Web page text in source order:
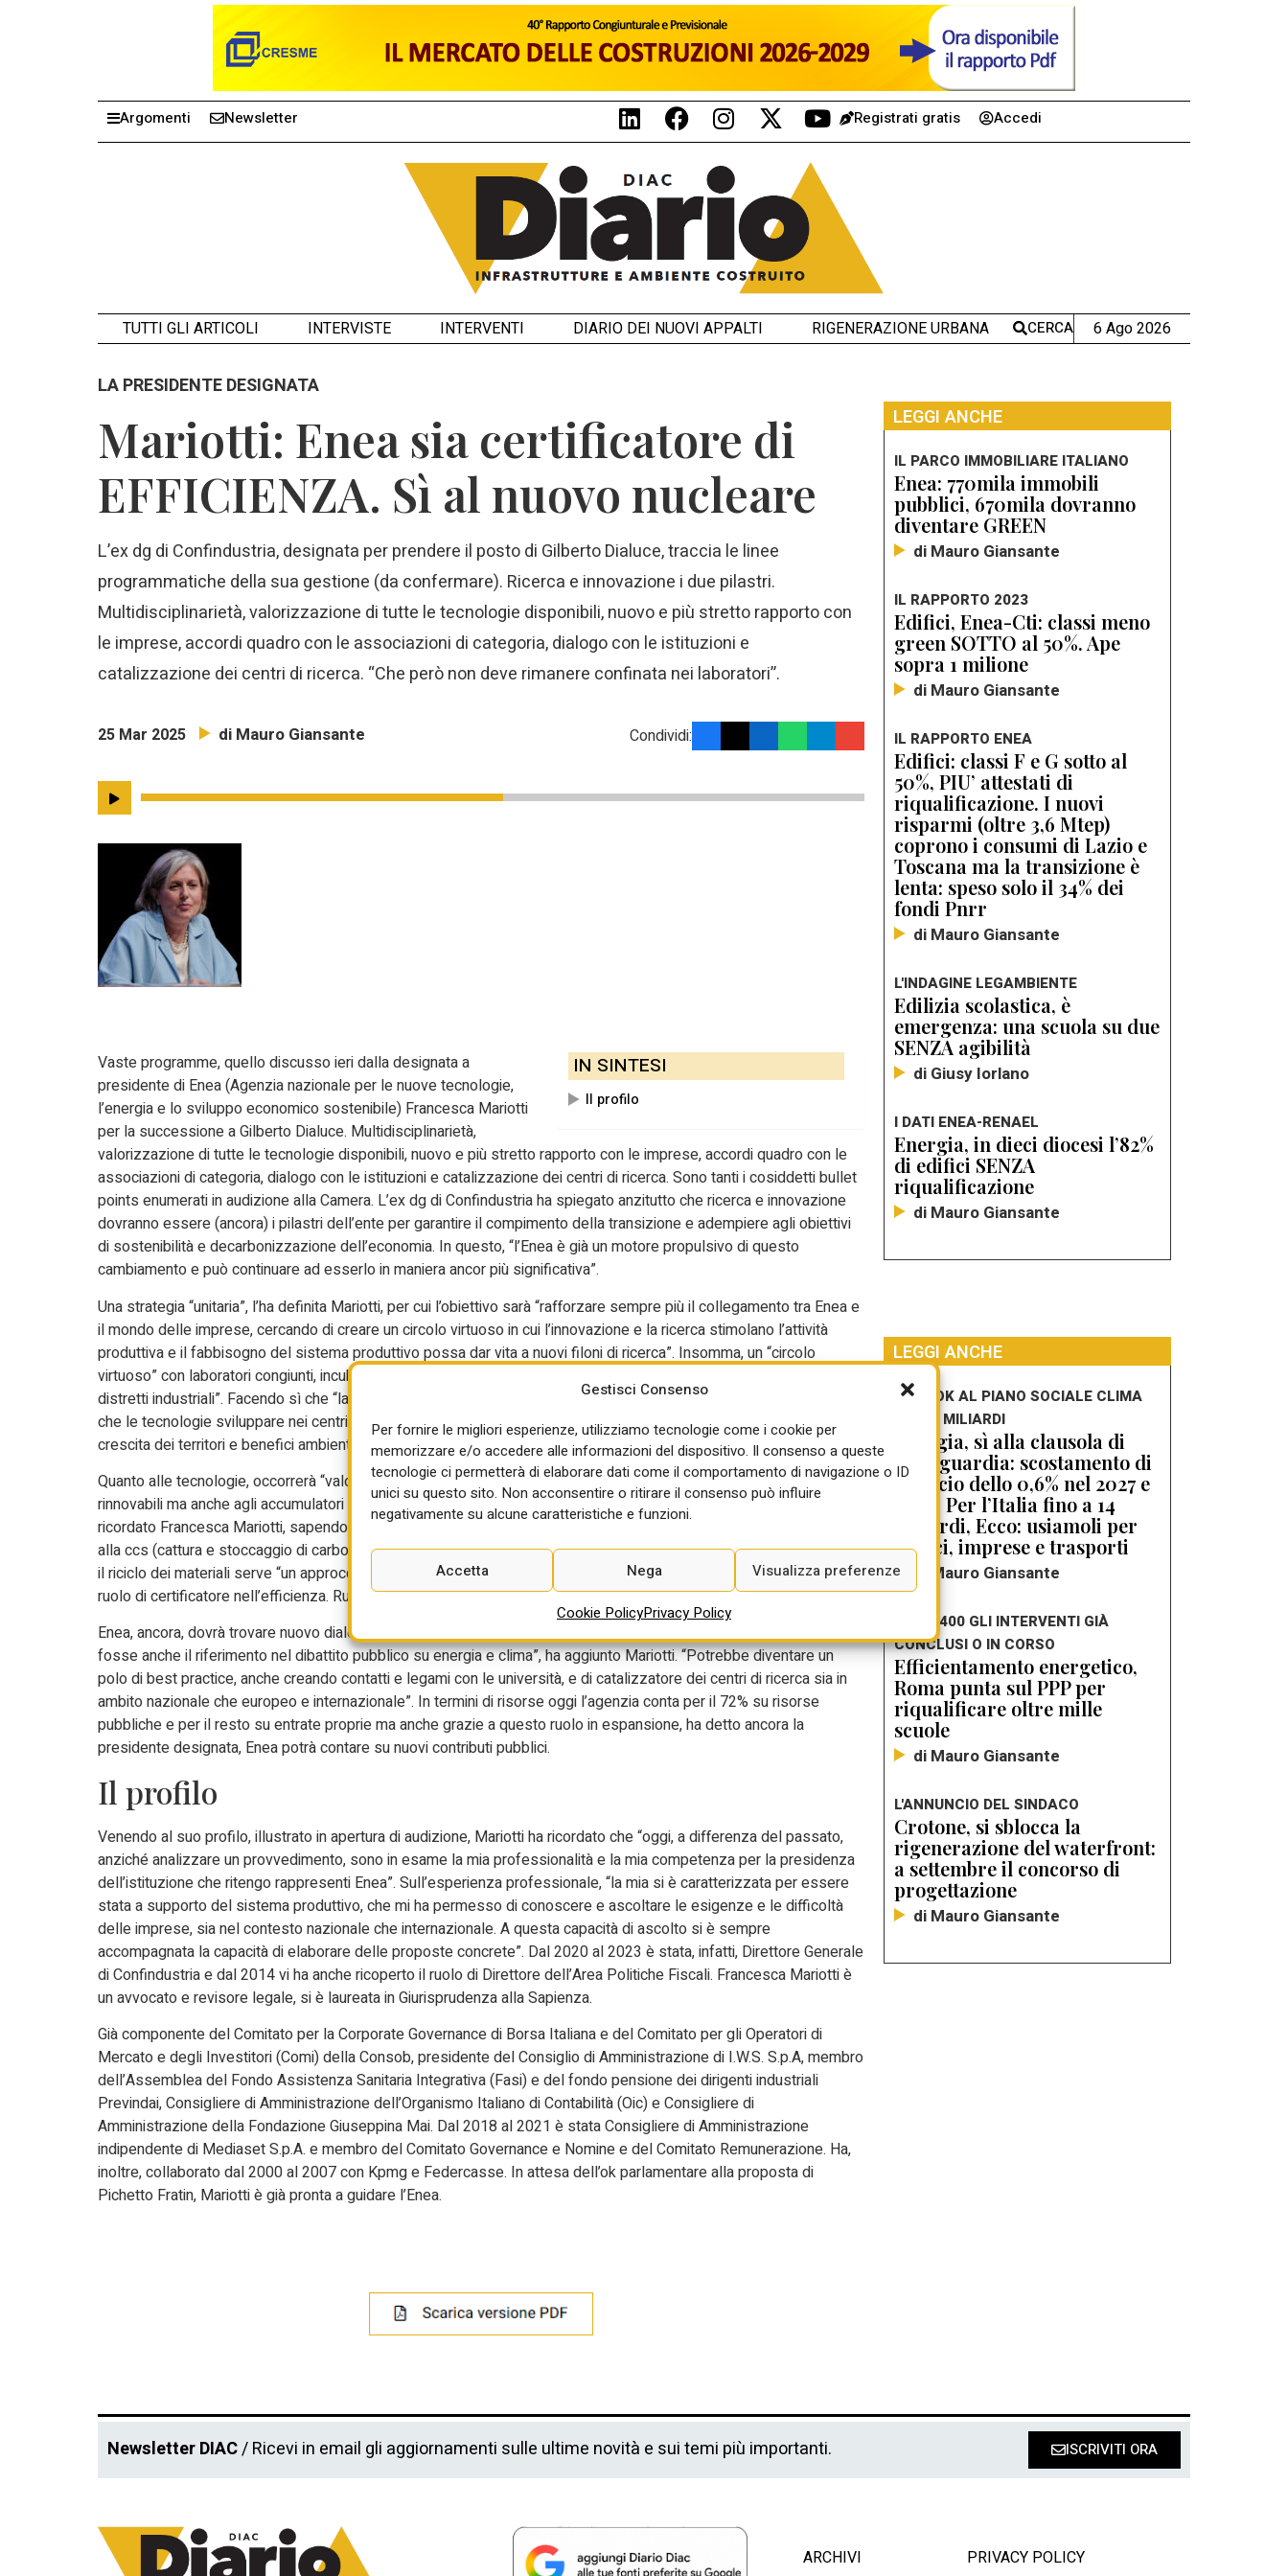
Gestisci Consenso
Per fornire le migliori esperienze, utilizziamo tecnologie come i cookie per
memorizzare e/o accedere alle informazioni del dispositivo. Il consenso a queste
tecnologie ci permetterà di elaborare dati come il comportamento di navigazione o ID
unici su questo sito. Non acconsentire o ritirare il consenso può influire
negativamente su alcune caratteristiche e funzioni.
Accetta Nega Visualizza preferenze
Cookie PolicyPrivacy Policy
Argomenti Newsletter Registrati gratis Accedi
TUTTI GLI ARTICOLI INTERVISTE INTERVENTI DIARIO DEI NUOVI APPALTI RIGENERAZIONE URBANA CERCA 6 Ago 2026
LA PRESIDENTE DESIGNATA
Mariotti: Enea sia certificatore di
EFFICIENZA. Sì al nuovo nucleare
L’ex dg di Confindustria, designata per prendere il posto di Gilberto Dialuce, traccia le linee
programmatiche della sua gestione (da confermare). Ricerca e innovazione i due pilastri.
Multidisciplinarietà, valorizzazione di tutte le tecnologie disponibili, nuovo e più stretto rapporto con
le imprese, accordi quadro con le associazioni di categoria, dialogo con le istituzioni e
catalizzazione dei centri di ricerca. “Che però non deve rimanere confinata nei laboratori”.
25 Mar 2025 di Mauro Giansante Condividi:
IN SINTESI
Il profilo
Vaste programme, quello discusso ieri dalla designata a
presidente di Enea (Agenzia nazionale per le nuove tecnologie,
l’energia e lo sviluppo economico sostenibile) Francesca Mariotti
per la successione a Gilberto Dialuce. Multidisciplinarietà,
valorizzazione di tutte le tecnologie disponibili, nuovo e più stretto rapporto con le imprese, accordi quadro con le
associazioni di categoria, dialogo con le istituzioni e catalizzazione dei centri di ricerca. Sono tanti i cosiddetti bullet
points enumerati in audizione alla Camera. L’ex dg di Confindustria ha spiegato anzitutto che ricerca e innovazione
dovranno essere (ancora) i pilastri dell’ente per garantire il compimento della transizione e adempiere agli obiettivi
di sostenibilità e decarbonizzazione dell’economia. In questo, “l’Enea è già un motore propulsivo di questo
cambiamento e può continuare ad esserlo in maniera ancor più significativa”.
Una strategia “unitaria”, l’ha definita Mariotti, per cui l’obiettivo sarà “rafforzare sempre più il collegamento tra Enea e
il mondo delle imprese, cercando di creare un circolo virtuoso in cui l’innovazione e la ricerca stimolano l’attività
produttiva e il fabbisogno del sistema produttivo possa dar vita a nuovi filoni di ricerca”. Insomma, un “circolo
virtuoso” con laboratori congiunti, incubatori di tecnologie, ma anche accordi quadro con le associazioni di categoria, i
distretti industriali”. Facendo sì che “la ricerca non resti confinata in laboratorio”. Un legame più forte “potrà garantire
che le tecnologie sviluppare nei centri di ricerca trovino effettiva applicazione, generando crescita economica,
crescita dei territori e benefici ambientali tangibili”.
Quanto alle tecnologie, occorrerà “valorizzare tutte quelle disponibili” per elettrificare i consumi. Dunque, sì alle
rinnovabili ma anche agli accumulatori su larga scala per sopperire all’intermittenza di eolico e solare. Il tutto, ha
ricordato Francesca Mariotti, sapendo che non tutti i processi produttivi saranno pienamente elettrificabili. Sì, poi,
alla ccs (cattura e stoccaggio di carbonio), ai biocarburanti, all’idrogeno verde e al nuovo nucleare. Mentre sull’uso e
il riciclo dei materiali serve “un approccio flessibile e integrato”. Quindi, una proposta: fare di Enea un ente con il
ruolo di certificatore nell’efficienza. Ruolo “che oggi l’ente ancora non ha e che potrebbe dare valore aggiunto”.
Enea, ancora, dovrà trovare nuovo dialogo non solo con le imprese ma anche con le istituzioni. “Mi piacerebbe che
fosse anche il riferimento nel dibattito pubblico su energia e clima”, ha aggiunto Mariotti. “Potrebbe diventare un
polo di best practice, anche creando contatti e legami con le università, e di catalizzatore dei centri di ricerca sia in
ambito nazionale che europeo e internazionale”. In termini di risorse oggi l’agenzia conta per il 72% su risorse
pubbliche e per il resto su entrate proprie ma anche grazie a questo ruolo in espansione, ha detto ancora la
presidente designata, Enea potrà contare su nuovi contributi pubblici.
Il profilo
Venendo al suo profilo, illustrato in apertura di audizione, Mariotti ha ricordato che “oggi, a differenza del passato,
anziché analizzare un provvedimento, sono in esame la mia professionalità e la mia competenza per la presidenza
dell’istituzione che ritengo rappresenti Enea”. Sull’esperienza professionale, “la mia si è caratterizzata per essere
stata a supporto del sistema produttivo, che mi ha permesso di conoscere e ascoltare le esigenze e le difficoltà
delle imprese, sia nel contesto nazionale che internazionale. A questa capacità di ascolto si è sempre
accompagnata la capacità di elaborare delle proposte concrete”. Dal 2020 al 2023 è stata, infatti, Direttore Generale
di Confindustria e dal 2014 vi ha anche ricoperto il ruolo di Direttore dell’Area Politiche Fiscali. Francesca Mariotti è
un avvocato e revisore legale, si è laureata in Giurisprudenza alla Sapienza.
Già componente del Comitato per la Corporate Governance di Borsa Italiana e del Comitato per gli Operatori di
Mercato e degli Investitori (Comi) della Consob, presidente del Consiglio di Amministrazione di I.W.S. S.p.A, membro
dell’Assemblea del Fondo Assistenza Sanitaria Integrativa (Fasi) e del fondo pensione dei dirigenti industriali
Previndai, Consigliere di Amministrazione dell’Organismo Italiano di Contabilità (Oic) e Consigliere di
Amministrazione della Fondazione Giuseppina Mai. Dal 2018 al 2021 è stata Consigliere di Amministrazione
indipendente di Mediaset S.p.A. e membro del Comitato Governance e Nomine e del Comitato Remunerazione. Ha,
inoltre, collaborato dal 2000 al 2007 con Kpmg e Federcasse. In attesa dell’ok parlamentare alla proposta di
Pichetto Fratin, Mariotti è già pronta a guidare l’Enea.
LEGGI ANCHE
IL PARCO IMMOBILIARE ITALIANO
Enea: 770mila immobili
pubblici, 670mila dovranno
diventare GREEN
di Mauro Giansante
IL RAPPORTO 2023
Edifici, Enea-Cti: classi meno
green SOTTO al 50%. Ape
sopra 1 milione
di Mauro Giansante
IL RAPPORTO ENEA
Edifici: classi F e G sotto al
50%, PIU’ attestati di
riqualificazione. I nuovi
risparmi (oltre 3,6 Mtep)
coprono i consumi di Lazio e
Toscana ma la transizione è
lenta: speso solo il 34% dei
fondi Pnrr
di Mauro Giansante
L'INDAGINE LEGAMBIENTE
Edilizia scolastica, è
emergenza: una scuola su due
SENZA agibilità
di Giusy Iorlano
I DATI ENEA-RENAEL
Energia, in dieci diocesi l’82%
di edifici SENZA
riqualificazione
di Mauro Giansante
LEGGI ANCHE
CDM, OK AL PIANO SOCIALE CLIMA
DA 9,3 MILIARDI
Energia, sì alla clausola di
salvaguardia: scostamento di
bilancio dello 0,6% nel 2027 e
2028. Per l’Italia fino a 14
miliardi, Ecco: usiamoli per
edifici, imprese e trasporti
di Mauro Giansante
SONO 400 GLI INTERVENTI GIÀ
CONCLUSI O IN CORSO
Efficientamento energetico,
Roma punta sul PPP per
riqualificare oltre mille
scuole
di Mauro Giansante
L'ANNUNCIO DEL SINDACO
Crotone, si sblocca la
rigenerazione del waterfront:
a settembre il concorso di
progettazione
di Mauro Giansante
Newsletter DIAC/ Ricevi in email gli aggiornamenti sulle ultime novità e sui temi più importanti. ISCRIVITI ORA
ARCHIVI PRIVACY POLICY